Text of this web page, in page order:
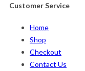
Customer Service
Home
Shop
Checkout
Contact Us